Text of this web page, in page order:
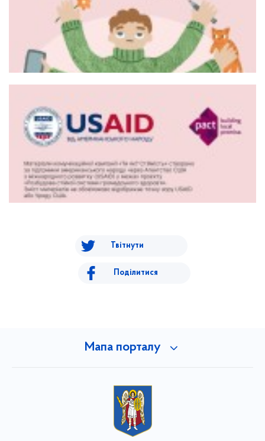
Твітнути
Поділитися
Мапа порталу